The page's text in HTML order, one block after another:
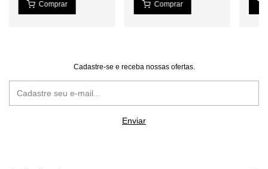
Cadastre-se e receba nossas ofertas.